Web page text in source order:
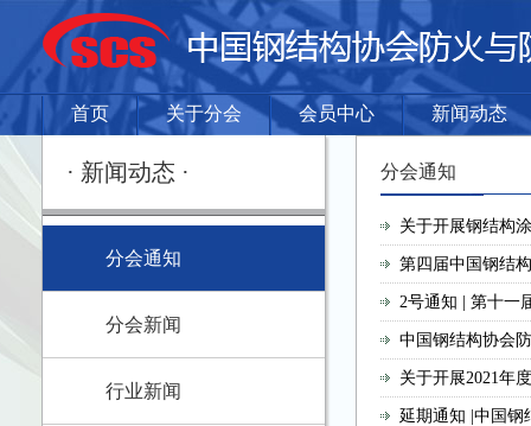
首页 关于分会 会员中心 新闻动态
· 新闻动态 ·
分会通知
分会新闻
行业新闻
分会通知
关于开展钢结构
第四届中国钢结
2号通知 | 第十一
中国钢结构协会
关于开展2021年
延期通知 |中国钢